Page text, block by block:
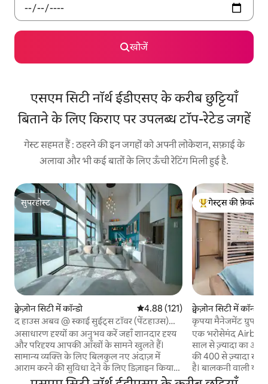
खोजें
एसएम सिटी नॉर्थ ईडीएसए के करीब छुट्टियाँ
बिताने के लिए किराए पर उपलब्ध टॉप-रेटेड जगहें
गेस्ट सहमत हैं : ठहरने की इन जगहों को अपनी लोकेशन, सफ़ाई के
अलावा और भी कई बातों के लिए ऊँची रेटिंग मिली हुई है.
सुपरहोस्ट
सुपरहोस्ट
क्वेज़ोन सिटी में कॉन्डो औसत रेटिंग 5 में से 4.88, 121 समीक्षाएँ
4.88 (121)
द हाउस अबव @ स्काई सुईट्स टॉवर (पेंटहाउस)
क्यू.सी.
असाधारण दृश्यों का अनुभव करें जहाँ शानदार दृश्य
और परिदृश्य आपकी आँखों के सामने खुलते हैं।
सामान्य व्यक्ति के लिए बिलकुल नए अंदाज़ में
आराम करने की सुविधा देने के लिए डिज़ाइन किया
गया, 'द स्काईसूट्स टावर', जिसे 'द स्काई सूट्स
गेस्ट्स का टॉप फ़ेवरेट
गेस्ट्स की फ़ेवरेट
क्वेज़ोन सिटी में कॉन्डो
कृपया मैनेजमेंट ग्रुप
एक भरोसेमंद Airbnb
साल से ज़्यादा का
की 400 से ज़्यादा
है। बालकनी वाली यह जापानी - प्रेरित, आधुनिक
1BR यूनिट उन